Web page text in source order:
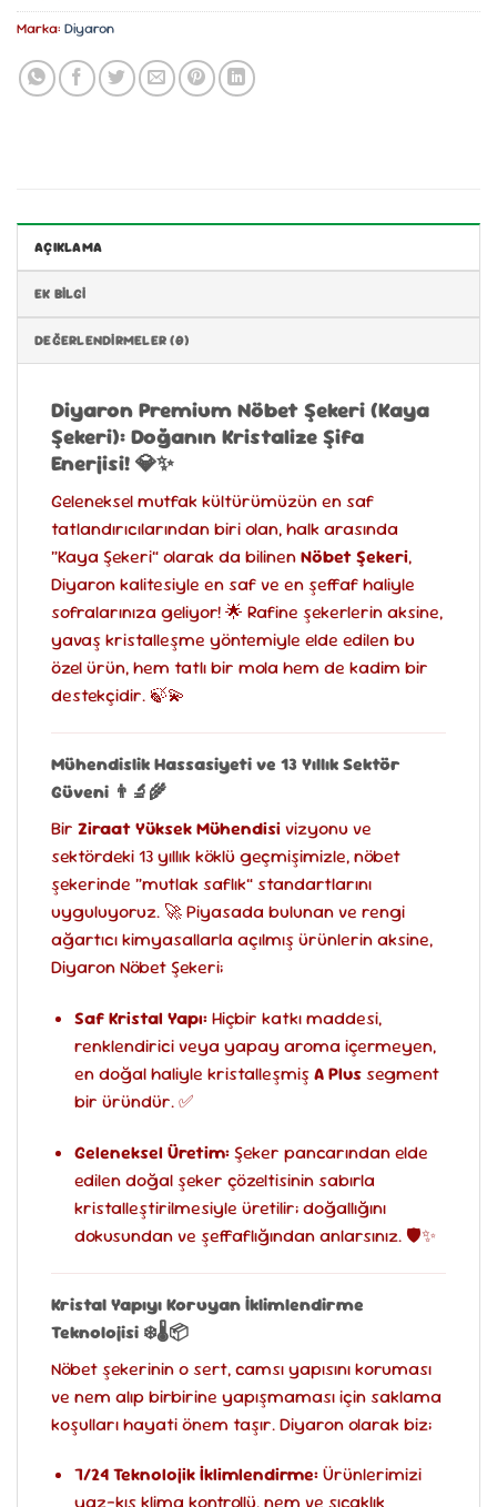
Marka: Diyaron
AÇIKLAMA
EK BILGI
DEĞERLENDIRMELER (0)
Diyaron Premium Nöbet Şekeri (Kaya
Şekeri): Doğanın Kristalize Şifa
Enerjisi! 💎✨
Geleneksel mutfak kültürümüzün en saf
tatlandırıcılarından biri olan, halk arasında
“Kaya Şekeri” olarak da bilinenNöbet Şekeri,
Diyaron kalitesiyle en saf ve en şeffaf haliyle
sofralarınıza geliyor! 🌟 Rafine şekerlerin aksine,
yavaş kristalleşme yöntemiyle elde edilen bu
özel ürün, hem tatlı bir mola hem de kadim bir
destekçidir. 🍃💫
Mühendislik Hassasiyeti ve 13 Yıllık Sektör
Güveni 👨‍🔬🌾
Bir Ziraat Yüksek Mühendisivizyonu ve
sektördeki 13 yıllık köklü geçmişimizle, nöbet
şekerinde “mutlak saflık” standartlarını
uyguluyoruz. 🚀 Piyasada bulunan ve rengi
ağartıcı kimyasallarla açılmış ürünlerin aksine,
Diyaron Nöbet Şekeri;
Saf Kristal Yapı:Hiçbir katkı maddesi,
renklendirici veya yapay aroma içermeyen,
en doğal haliyle kristalleşmişA Plussegment
bir üründür. ✅
Geleneksel Üretim:Şeker pancarından elde
edilen doğal şeker çözeltisinin sabırla
kristalleştirilmesiyle üretilir; doğallığını
dokusundan ve şeffaflığından anlarsınız. 🛡️✨
Kristal Yapıyı Koruyan İklimlendirme
Teknolojisi ❄️🌡️📦
Nöbet şekerinin o sert, camsı yapısını koruması
ve nem alıp birbirine yapışmaması için saklama
koşulları hayati önem taşır. Diyaron olarak biz;
7/24 Teknolojik İklimlendirme:Ürünlerimizi